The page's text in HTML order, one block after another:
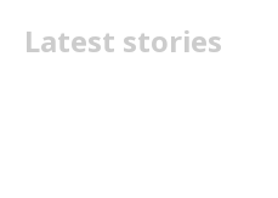
Latest stories